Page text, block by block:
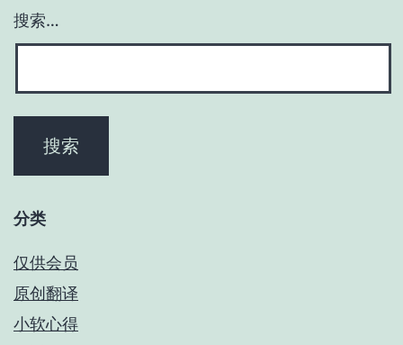
搜索…
分类
仅供会员
原创翻译
小软心得